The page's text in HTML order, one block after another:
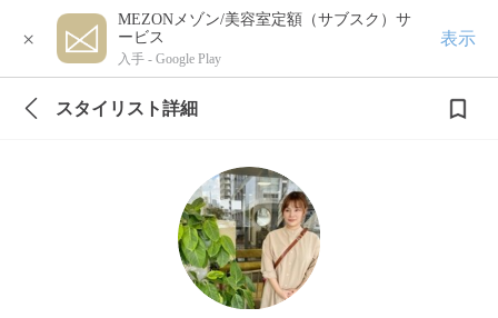
×
MEZONメゾン/美容室定額（サブスク）サ
ービス
入手 - Google Play
表示
スタイリスト詳細